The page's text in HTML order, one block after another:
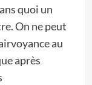
quoi un
On ne peut
au
après